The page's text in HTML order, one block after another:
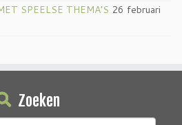
SPEELSE THEMA’S 26 februari
Zoeken